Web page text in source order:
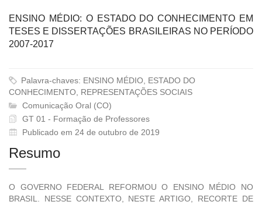
ENSINO MÉDIO: O ESTADO DO CONHECIMENTO EM
TESES E DISSERTAÇÕES BRASILEIRAS NO PERÍODO
2007-2017
Palavra-chaves: ENSINO MÉDIO, ESTADO DO
CONHECIMENTO, REPRESENTAÇÕES SOCIAIS
Comunicação Oral (CO)
GT 01 - Formação de Professores
Publicado em 24 de outubro de 2019
Resumo
O GOVERNO FEDERAL REFORMOU O ENSINO MÉDIO NO
BRASIL. NESSE CONTEXTO, NESTE ARTIGO, RECORTE DE